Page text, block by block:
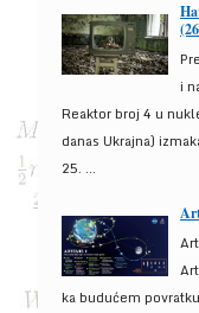
i
Reaktor broj 4 u
danas Ukrajna)
25. ...
ka budućem